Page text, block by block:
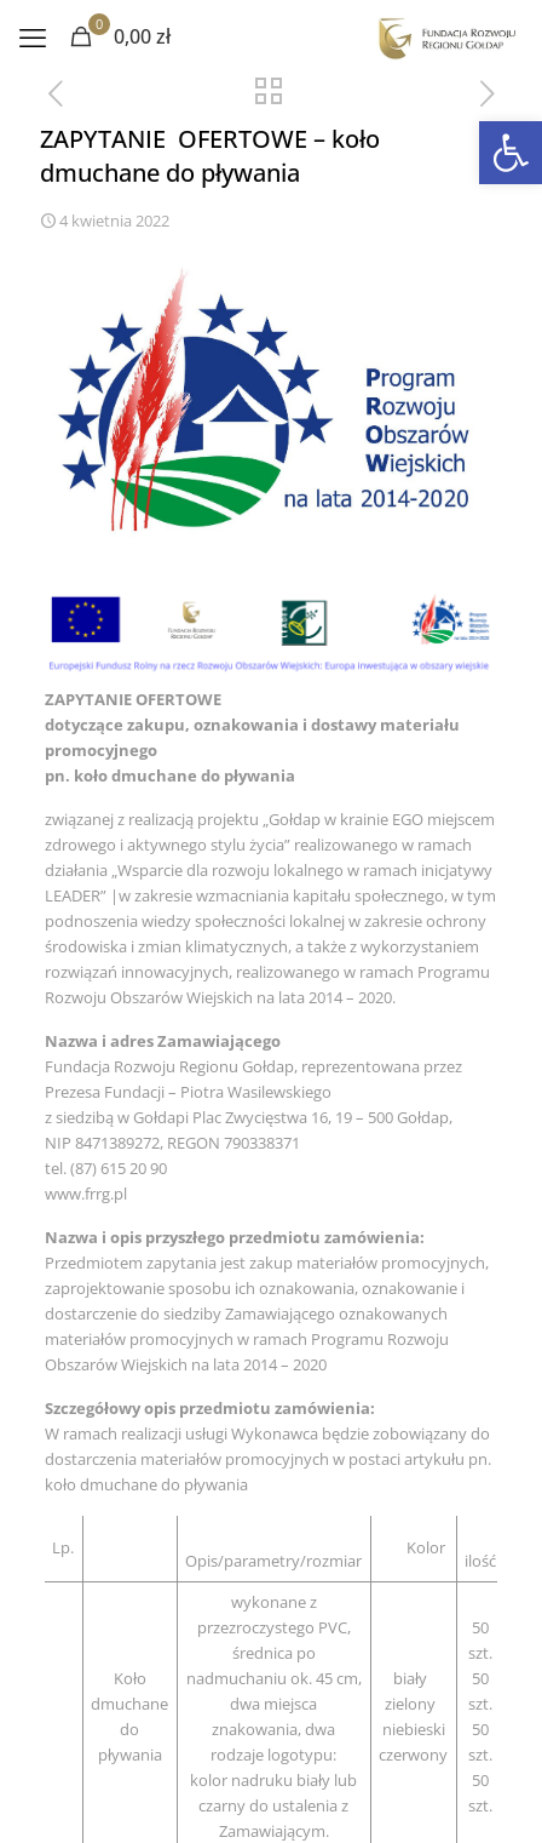
0 0,00 zł
ZAPYTANIE OFERTOWE – koło
dmuchane do pływania
4 kwietnia 2022
ZAPYTANIE OFERTOWE
dotyczące zakupu, oznakowania i dostawy materiału
promocyjnego
pn. koło dmuchane do pływania
związanej z realizacją projektu „Gołdap w krainie EGO miejscem
zdrowego i aktywnego stylu życia” realizowanego w ramach
działania „Wsparcie dla rozwoju lokalnego w ramach inicjatywy
LEADER” |w zakresie wzmacniania kapitału społecznego, w tym
podnoszenia wiedzy społeczności lokalnej w zakresie ochrony
środowiska i zmian klimatycznych, a także z wykorzystaniem
rozwiązań innowacyjnych, realizowanego w ramach Programu
Rozwoju Obszarów Wiejskich na lata 2014 – 2020.
Nazwa i adres Zamawiającego
Fundacja Rozwoju Regionu Gołdap, reprezentowana przez
Prezesa Fundacji – Piotra Wasilewskiego
z siedzibą w Gołdapi Plac Zwycięstwa 16, 19 – 500 Gołdap,
NIP 8471389272, REGON 790338371
tel. (87) 615 20 90
www.frrg.pl
Nazwa i opis przyszłego przedmiotu zamówienia:
Przedmiotem zapytania jest zakup materiałów promocyjnych,
zaprojektowanie sposobu ich oznakowania, oznakowanie i
dostarczenie do siedziby Zamawiającego oznakowanych
materiałów promocyjnych w ramach Programu Rozwoju
Obszarów Wiejskich na lata 2014 – 2020
Szczegółowy opis przedmiotu zamówienia:
W ramach realizacji usługi Wykonawca będzie zobowiązany do
dostarczenia materiałów promocyjnych w postaci artykułu pn.
koło dmuchane do pływania
Lp.
Opis/parametry/rozmiar
Kolor
ilość
Koło
dmuchane
do
pływania
wykonane z
przezroczystego PVC,
średnica po
nadmuchaniu ok. 45 cm,
dwa miejsca
znakowania, dwa
rodzaje logotypu:
kolor nadruku biały lub
czarny do ustalenia z
Zamawiającym.
biały
zielony
niebieski
czerwony
50
szt.
50
szt.
50
szt.
50
szt.